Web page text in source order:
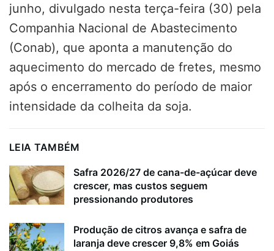
junho, divulgado nesta terça-feira (30) pela
Companhia Nacional de Abastecimento
(Conab), que aponta a manutenção do
aquecimento do mercado de fretes, mesmo
após o encerramento do período de maior
intensidade da colheita da soja.
LEIA TAMBÉM
Safra 2026/27 de cana-de-açúcar deve
crescer, mas custos seguem
pressionando produtores
Produção de citros avança e safra de
laranja deve crescer 9,8% em Goiás